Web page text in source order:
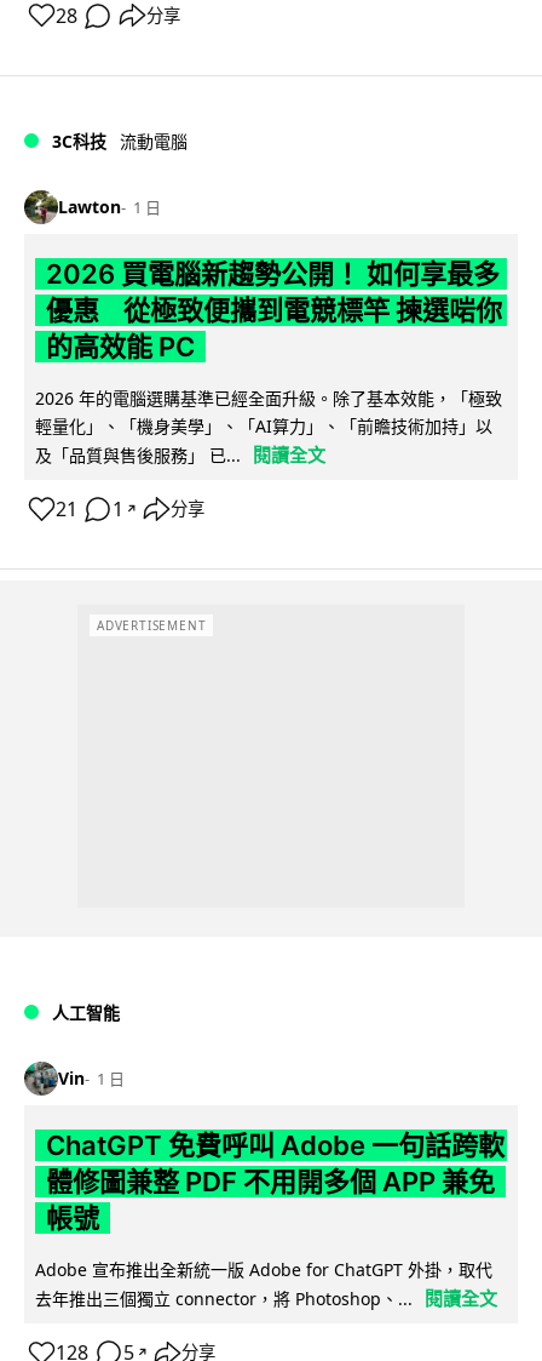
28 分享
3C科技 流動電腦
Lawton 1 日
2026 買電腦新趨勢公開！ 如何享最多
優惠 從極致便攜到電競標竿 揀選啱你
的高效能 PC
2026 年的電腦選購基準已經全面升級。除了基本效能，「極致
輕量化」、「機身美學」、「AI算力」、「前瞻技術加持」以
及「品質與售後服務」 已...
閱讀全文
21 1 ↗ 分享
ADVERTISEMENT
人工智能
Vin 1 日
ChatGPT 免費呼叫 Adobe 一句話跨軟
體修圖兼整 PDF 不用開多個 APP 兼免
帳號
Adobe 宣布推出全新統一版 Adobe for ChatGPT 外掛，取代
去年推出三個獨立 connector，將 Photoshop、...
閱讀全文
128 5 ↗ 分享